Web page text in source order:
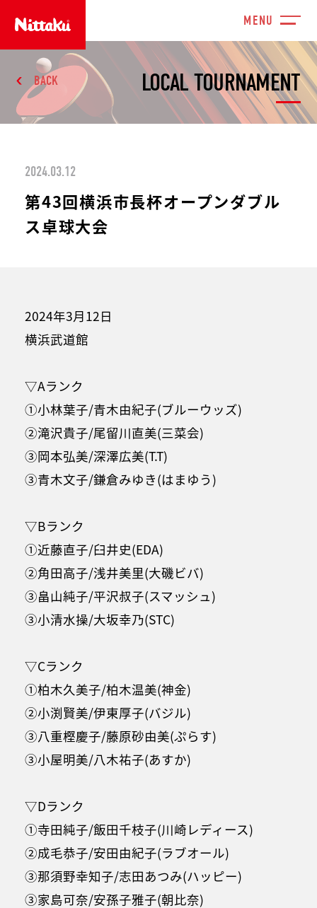
LOCAL TOURNAMENT
BACK
2024.03.12
第43回横浜市長杯オープンダブル
ス卓球大会
2024年3月12日
横浜武道館
▽Aランク
①小林葉子/青木由紀子(ブルーウッズ)
②滝沢貴子/尾留川直美(三菜会)
③岡本弘美/深澤広美(T.T)
③青木文子/鎌倉みゆき(はまゆう)
▽Bランク
①近藤直子/臼井史(EDA)
②角田高子/浅井美里(大磯ビバ)
③畠山純子/平沢叔子(スマッシュ)
③小清水操/大坂幸乃(STC)
▽Cランク
①柏木久美子/柏木温美(神金)
②小渕賢美/伊東厚子(バジル)
③八重樫慶子/藤原砂由美(ぷらす)
③小屋明美/八木祐子(あすか)
▽Dランク
①寺田純子/飯田千枝子(川崎レディース)
②成毛恭子/安田由紀子(ラブオール)
③那須野幸知子/志田あつみ(ハッピー)
③家島可奈/安孫子雅子(朝比奈)